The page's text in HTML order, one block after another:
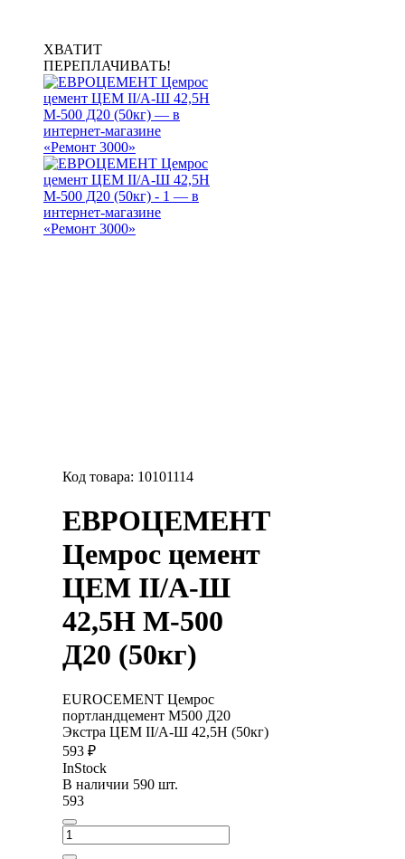
ХВАТИТ
ПЕРЕПЛАЧИВАТЬ!
Код товара: 10101114
ЕВРОЦЕМЕНТ
Цемрос цемент
ЦЕМ II/А-Ш
42,5Н М-500
Д20 (50кг)
EUROCEMENT Цемрос
портландцемент М500 Д20
Экстра ЦЕМ II/А-Ш 42,5Н (50кг)
593 ₽
InStock
В наличии 590 шт.
593